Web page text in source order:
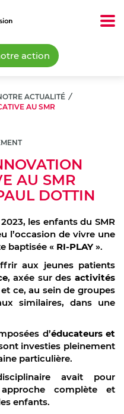
action
ACTUALITÉ /
AU SMR
AU SMR
DOTTIN
2023, les enfants du SMR
l’occasion de vivre une
baptisée « RI-PLAY».
aux jeunes patients
, axée sur des activités
ce, au sein de groupes
similaires, dans une
d’éducateurs et
investies pleinement
particulière.
avait pour
complète et
enfants.